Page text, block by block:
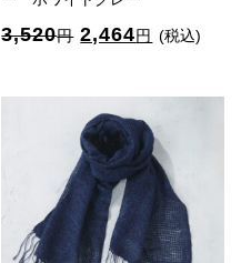
3,520円 元
価
格
は
3,520
円
で
2,464円 現
の
価
格
は
2,464
円
(税込)